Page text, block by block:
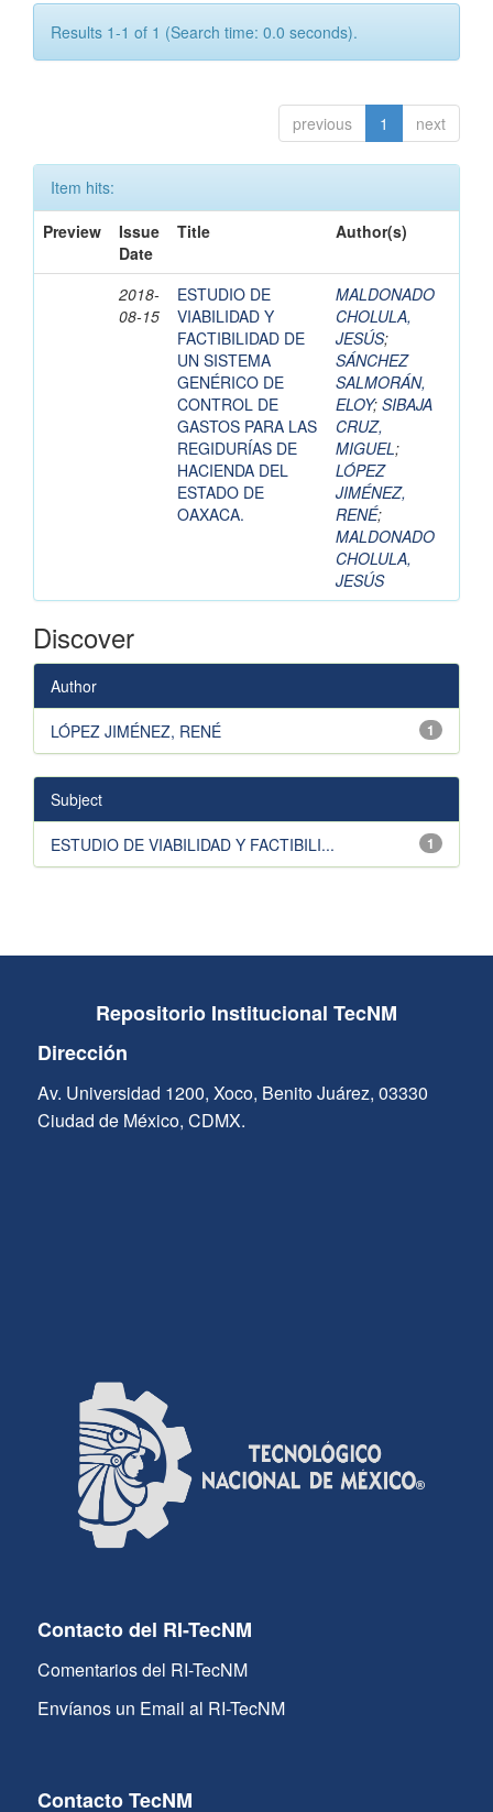
Results 1-1 of 1 (Search time: 0.0 seconds).
previous 1 next
Item hits:
Preview
Issue
Date
Title Author(s)
2018-
08-15
ESTUDIO DE
VIABILIDAD Y
FACTIBILIDAD DE
UN SISTEMA
GENÉRICO DE
CONTROL DE
GASTOS PARA LAS
REGIDURÍAS DE
HACIENDA DEL
ESTADO DE
OAXACA.
MALDONADO
CHOLULA,
JESÚS;
SÁNCHEZ
SALMORÁN,
ELOY; SIBAJA
CRUZ,
MIGUEL;
LÓPEZ
JIMÉNEZ,
RENÉ;
MALDONADO
CHOLULA,
JESÚS
Discover
Author
1
LÓPEZ JIMÉNEZ, RENÉ
Subject
1
ESTUDIO DE VIABILIDAD Y FACTIBILI...
Repositorio Institucional TecNM
Dirección
Av. Universidad 1200, Xoco, Benito Juárez, 03330
Ciudad de México, CDMX.
Contacto del RI-TecNM
Comentarios del RI-TecNM
Envíanos un Email al RI-TecNM
Contacto TecNM